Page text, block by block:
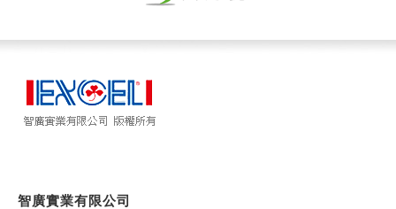
智廣實業有限公司